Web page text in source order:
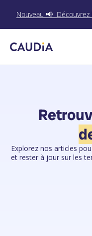
Nouveau 📢
Explorez nos articles
et rester à jour sur les